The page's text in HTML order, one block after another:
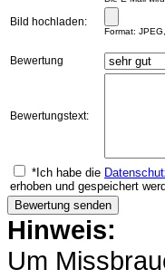
Bild hochladen:
Format:
Bewertung
Bewertungstext:
*Ich habe die
erhoben und gespeichert
Hinweis:
Um